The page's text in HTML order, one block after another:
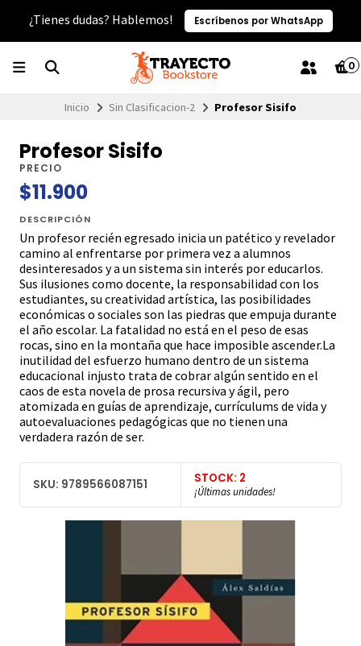
¿Tienes dudas? Hablemos! Escríbenos por WhatsApp
0
Inicio Sin Clasificacion-2 Profesor Sisifo
Profesor Sisifo
PRECIO
$11.900
DESCRIPCIÓN
Un profesor recién egresado inicia un patético y revelador
camino al enfrentarse por primera vez a alumnos
desinteresados y a un sistema sin interés por educarlos.
Sus ilusiones como docente, la responsabilidad con los
estudiantes, su creatividad artística, las posibilidades
económicas o sociales son las piedras que empuja durante
el año escolar. La fatalidad no está en el peso de esas
rocas, sino en la montaña que hace imposible ascender.La
inutilidad del esfuerzo humano dentro de un sistema
educacional injusto trata de cobrar algún sentido en el
caos de esta novela de prosa recursiva y ágil, pero
atomizada en guías de aprendizaje, currículums de vida y
autoevaluaciones pedagógicas que no tienen una
verdadera razón de ser.
SKU: 9789566087151 STOCK: 2
¡Últimas unidades!